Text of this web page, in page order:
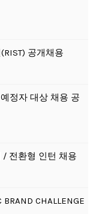
공개채용
정자 대상 채용 공
전환형 인턴 채용
CHALLENGE